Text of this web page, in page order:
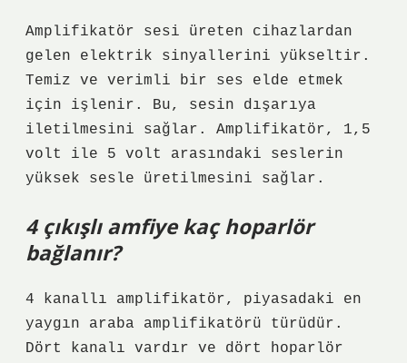
Amplifikatör sesi üreten cihazlardan
gelen elektrik sinyallerini yükseltir.
Temiz ve verimli bir ses elde etmek
için işlenir. Bu, sesin dışarıya
iletilmesini sağlar. Amplifikatör, 1,5
volt ile 5 volt arasındaki seslerin
yüksek sesle üretilmesini sağlar.
4 çıkışlı amfiye kaç hoparlör
bağlanır?
4 kanallı amplifikatör, piyasadaki en
yaygın araba amplifikatörü türüdür.
Dört kanalı vardır ve dört hoparlör